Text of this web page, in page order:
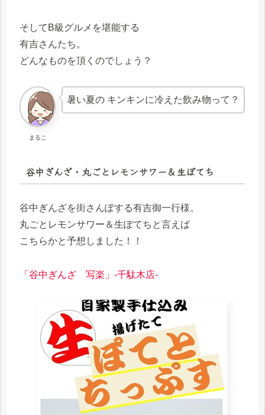
そしてB級グルメを堪能する
有吉さんたち。
どんなものを頂くのでしょう？
まるこ
暑い夏の キンキンに冷えた飲み物って？
谷中ぎんざ・丸ごとレモンサワー＆生ぽてち
谷中ぎんざを街さんぽする有吉御一行様。
丸ごとレモンサワー＆生ぽてちと言えば
こちらかと予想しました！！
「谷中ぎんざ 写楽」-千駄木店-